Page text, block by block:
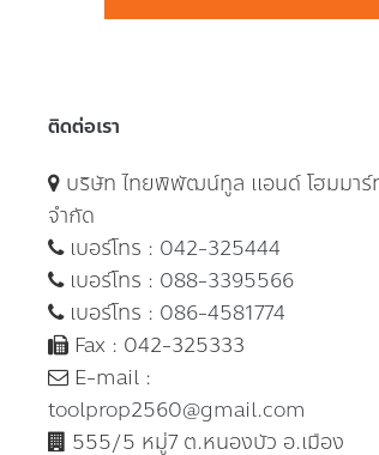
ติดต่อเรา
บริษัท ไทยพิพัฒน์ทูล แอนด์ โฮมมาร์
จำกัด
เบอร์โทร : 042-325444
เบอร์โทร : 088-3395566
เบอร์โทร : 086-4581774
Fax : 042-325333
E-mail :
toolprop2560@gmail.com
555/5 หมู่7 ต.หนองบัว อ.เมือง